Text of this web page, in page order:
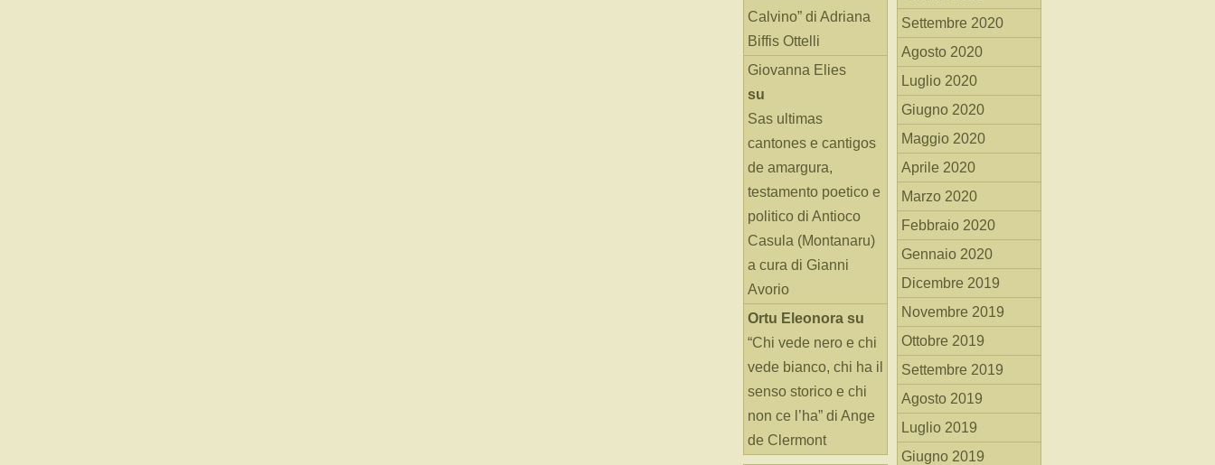
Calvino” di Adriana
Biffis Ottelli
Giovanna Elies
su
Sas ultimas
cantones e cantigos
de amargura,
testamento poetico e
politico di Antioco
Casula (Montanaru)
a cura di Gianni
Avorio
Ortu Eleonora su
“Chi vede nero e chi
vede bianco, chi ha il
senso storico e chi
non ce l’ha” di Ange
de Clermont
Settembre 2020
Agosto 2020
Luglio 2020
Giugno 2020
Maggio 2020
Aprile 2020
Marzo 2020
Febbraio 2020
Gennaio 2020
Dicembre 2019
Novembre 2019
Ottobre 2019
Settembre 2019
Agosto 2019
Luglio 2019
Giugno 2019